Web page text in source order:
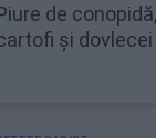
de
și dovlecei